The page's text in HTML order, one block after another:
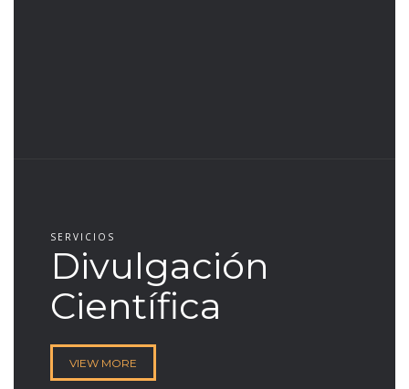
SERVICIOS
Divulgación
Científica
VIEW MORE